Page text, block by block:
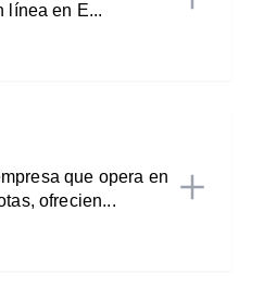
línea en E...
que opera en
ofrecien...